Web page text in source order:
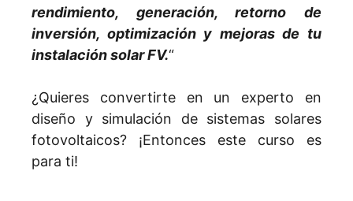
rendimiento, generación, retorno de
inversión, optimización y mejoras de tu
instalación solar FV.“
¿Quieres convertirte en un experto en
diseño y simulación de sistemas solares
fotovoltaicos? ¡Entonces este curso es
para ti!